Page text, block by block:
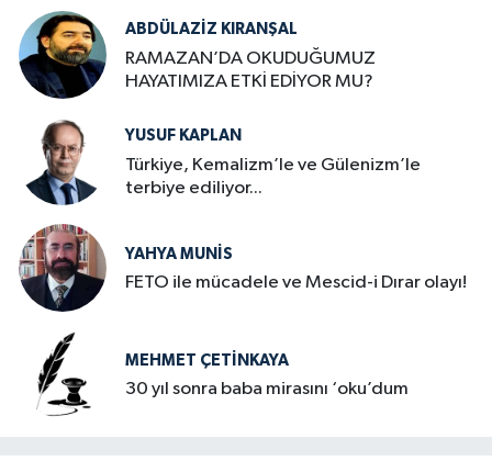
ABDÜLAZIZ KIRANŞAL
RAMAZAN’DA OKUDUĞUMUZ
HAYATIMIZA ETKİ EDİYOR MU?
YUSUF KAPLAN
Türkiye, Kemalizm’le ve Gülenizm’le
terbiye ediliyor...
YAHYA MUNIS
FETO ile mücadele ve Mescid-i Dırar olayı!
MEHMET ÇETINKAYA
30 yıl sonra baba mirasını ‘oku’dum